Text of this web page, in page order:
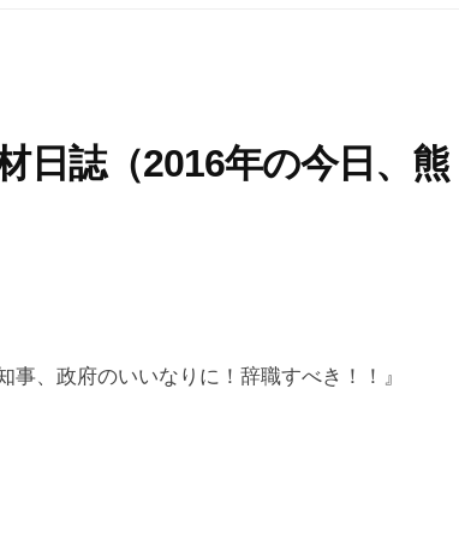
日誌（2016年の今日、熊
、政府のいいなりに！辞職すべき！！』